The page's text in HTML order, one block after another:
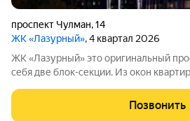
проспект Чулман,14
ЖК «Лазурный», 4 квартал 2026
ЖК «Лазурный» это оригинальный проект, который включает в
себя две блок-секции. Из окон
этажа из квартир можно любоваться
реку. Вблизи находятся
Позвонить